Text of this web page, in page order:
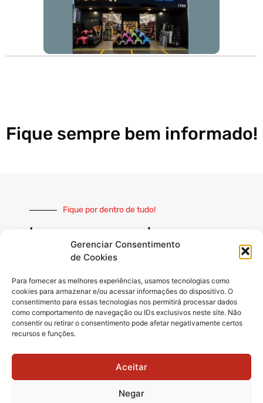
Gerenciar Consentimento
de Cookies
Para fornecer as melhores experiências, usamos tecnologias como
cookies para armazenar e/ou acessar informações do dispositivo. O
consentimento para essas tecnologias nos permitirá processar dados
como comportamento de navegação ou IDs exclusivos neste site. Não
consentir ou retirar o consentimento pode afetar negativamente certos
recursos e funções.
Aceitar
Negar
Fique sempre bem informado!
Fique por dentro de tudo!
Inscreva-se e receba nossas
notícias sempre atualizadas
INSCREVER